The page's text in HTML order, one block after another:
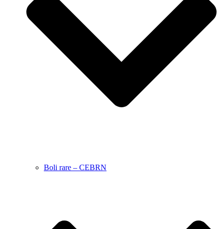
Boli rare – CEBRN